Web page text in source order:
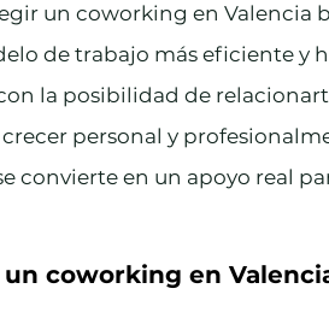
un coworking en Valencia
de trabajo más eficiente y
la posibilidad de
personal y
convierte en un apoyo real
coworking en